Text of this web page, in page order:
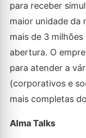
para receber
maior unidade da
mais de 3
abertura. O
para atender a
(corporativos e
mais completas
Alma Talks